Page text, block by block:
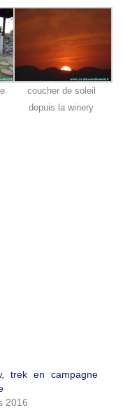
coucher de soleil
depuis la winery
trek en campagne
2016